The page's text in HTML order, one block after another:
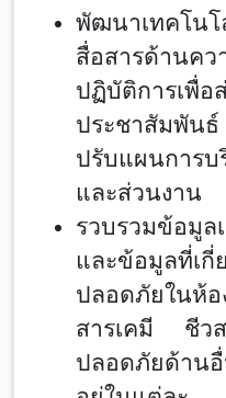
พัฒนาเทคโนโ
สื่อสารด้านคว
ปฏิบัติการ
ประชาสัมพัน
ปรับแผนการบ
และส่วนงาน
รวบรวมข้อมูล
และข้อมูลที่เกี่
ปลอดภัยในห้
สารเคมี ชีว
ปลอดภัยด้าน